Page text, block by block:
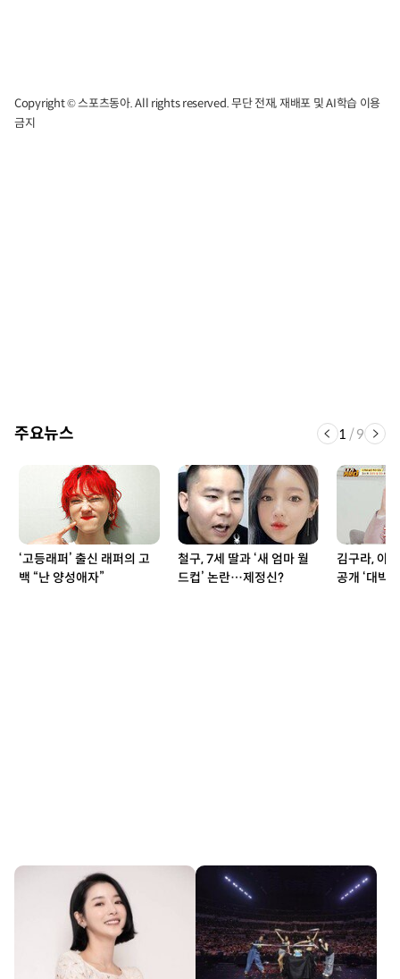
Copyright © 스포츠동아. All rights reserved. 무단 전재, 재배포 및 AI학습 이용
금지
주요뉴스 1 /9
‘고등래퍼’ 출신 래퍼의 고
백 “난 양성애자”
철구, 7세 딸과 ‘새 엄마 월
드컵’ 논란…제정신?
김구라, 아
공개 ‘대박’